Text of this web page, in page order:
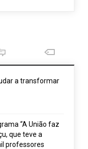
a transformar
“A União faz
que teve a
professores